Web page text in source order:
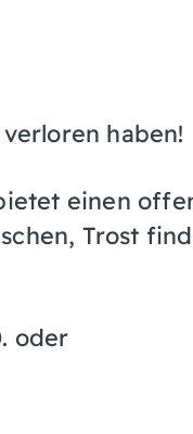
haben!
einen
Trost
oder